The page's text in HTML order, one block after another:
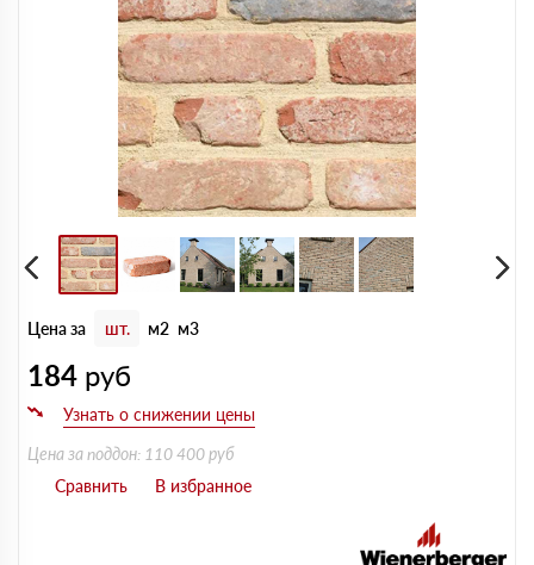
Цена за шт. м2 м3
184 руб
Цена за поддон: 110 400 руб